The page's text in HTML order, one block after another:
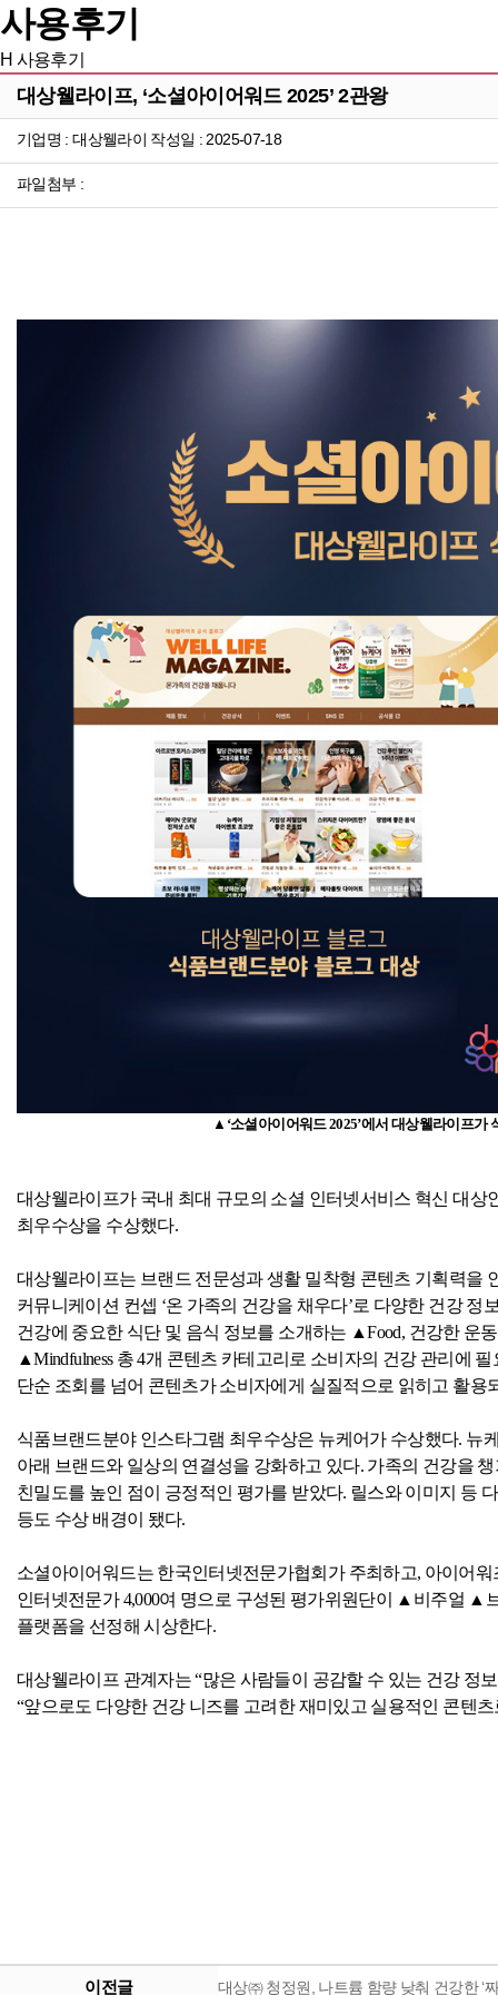
사용후기
H 사용후기
대상웰라이프, ‘소셜아이어워드 2025’ 2관왕
기업명 : 대상웰라이 작성일 : 2025-07-18
파일첨부 :
▲‘소셜아이어워드2025’에서 대상웰라이프가
대상웰라이프가 국내 최대 규모의 소셜 인터넷서비스 혁신 대상
최우수상을 수상했다.
대상웰라이프는 브랜드 전문성과 생활 밀착형 콘텐츠 기획력을
커뮤니케이션 컨셉 ‘온 가족의 건강을 채우다’로 다양한 건강 정
건강에 중요한 식단 및 음식 정보를 소개하는 ▲Food, 건강한 운
▲Mindfulness 총4개 콘텐츠 카테고리로 소비자의 건강 관리에
단순 조회를 넘어 콘텐츠가 소비자에게 실질적으로 읽히고 활용
식품브랜드분야 인스타그램 최우수상은 뉴케어가 수상했다. 뉴
아래 브랜드와 일상의 연결성을 강화하고 있다. 가족의 건강을
친밀도를 높인 점이 긍정적인 평가를 받았다. 릴스와 이미지 등
등도 수상 배경이 됐다.
소셜아이어워드는 한국인터넷전문가협회가 주최하고, 아이어워
인터넷전문가4,000여 명으로 구성된 평가위원단이 ▲비주얼
플랫폼을 선정해 시상한다.
대상웰라이프 관계자는 “많은 사람들이 공감할 수 있는 건강 정
“앞으로도 다양한 건강 니즈를 고려한 재미있고 실용적인 콘텐
이전글 대상㈜ 청정원, 나트륨 함량 낮춰 건강한 ‘